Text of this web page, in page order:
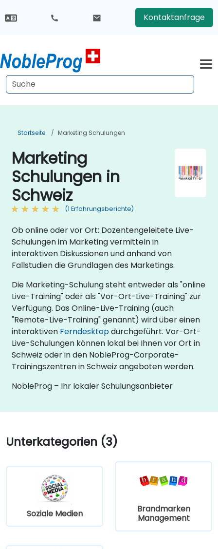
Kontaktanfrage
Startseite Marketing Schulungen
Marketing
Schulungen in
Schweiz
(1 Erfahrungsberichte)
Ob online oder vor Ort: Dozentengeleitete Live-
Schulungen im Marketing vermitteln in
interaktiven Diskussionen und anhand von
Fallstudien die Grundlagen des Marketings.
Die Marketing-Schulung steht entweder als "online
Live-Training" oder als "Vor-Ort-Live-Training" zur
Verfügung. Das Online-Live-Training (auch
"Remote-Live-Training" genannt) wird über einen
interaktiven Ferndesktopdurchgeführt. Vor-Ort-
Live-Schulungen können lokal bei Ihnen vor Ort in
Schweiz oder in den NobleProg-Corporate-
Trainingszentren in Schweiz angeboten werden.
NobleProg – Ihr lokaler Schulungsanbieter
Unterkategorien (3)
Soziale Medien
Brandmarken
Management